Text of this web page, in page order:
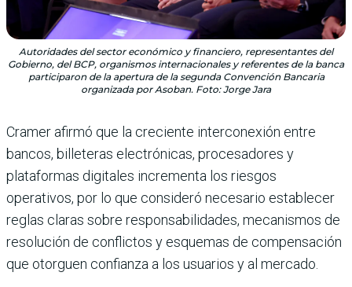
Autoridades del sector económico y financiero, representantes del
Gobierno, del BCP, organismos internacionales y referentes de la banca
participaron de la apertura de la segunda Convención Bancaria
organizada por Asoban. Foto: Jorge Jara
Cramer afirmó que la creciente interconexión entre
bancos, billeteras electrónicas, procesadores y
plataformas digitales incrementa los riesgos
operativos, por lo que consideró necesario establecer
reglas claras sobre responsabilidades, mecanismos de
resolución de conflictos y esquemas de compensación
que otorguen confianza a los usuarios y al mercado.